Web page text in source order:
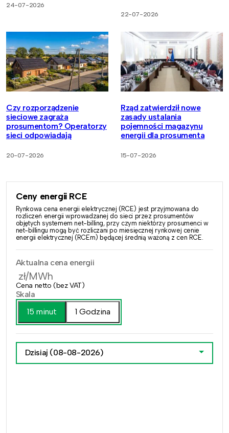
24-07-2026
22-07-2026
Czy rozporządzenie
sieciowe zagraża
prosumentom? Operatorzy
sieci odpowiadają
20-07-2026
Rząd zatwierdził nowe
zasady ustalania
pojemności magazynu
energii dla prosumenta
15-07-2026
Ceny energii RCE
Rynkowa cena energii elektrycznej (RCE) jest przyjmowana do
rozliczeń energii wprowadzanej do sieci przez prosumentów
objętych systemem net-billing, przy czym niektórzy prosumenci w
net-billingu mogą być rozliczani po miesięcznej rynkowej cenie
energii elektrycznej (RCEm) będącej średnią ważoną z cen RCE.
Aktualna cena energii
zł/MWh
Cena netto (bez VAT)
Skala
15 minut
1 Godzina
Dzisiaj (08-08-2026)